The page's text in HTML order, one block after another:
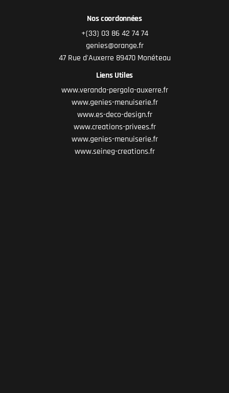
Nos coordonnées
+(33) 03 86 42 74 74
genies@orange.fr
47 Rue d'Auxerre 89470 Monéteau
Liens Utiles
www.veranda-pergola-auxerre.fr
www.genies-menuiserie.fr
www.es-deco-design.fr
www.creations-privees.fr
www.genies-menuiserie.fr
www.seineg-creations.fr